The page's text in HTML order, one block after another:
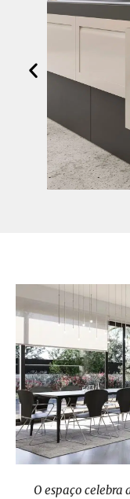
O espaço celebra